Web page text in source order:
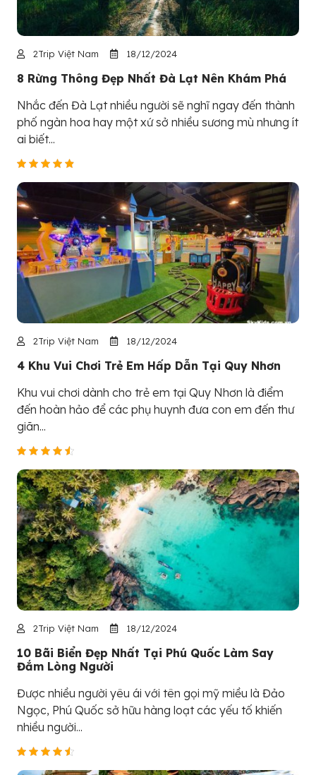
2Trip Việt Nam 18/12/2024
8 Rừng Thông Đẹp Nhất Đà Lạt Nên Khám Phá
Nhắc đến Đà Lạt nhiều người sẽ nghĩ ngay đến thành
phố ngàn hoa hay một xứ sở nhiều sương mù nhưng ít
ai biết...
2Trip Việt Nam 18/12/2024
4 Khu Vui Chơi Trẻ Em Hấp Dẫn Tại Quy Nhơn
Khu vui chơi dành cho trẻ em tại Quy Nhơn là điểm
đến hoàn hảo để các phụ huynh đưa con em đến thư
giãn...
2Trip Việt Nam 18/12/2024
10 Bãi Biển Đẹp Nhất Tại Phú Quốc Làm Say
Đắm Lòng Người
Được nhiều người yêu ái với tên gọi mỹ miều là Đảo
Ngọc, Phú Quốc sở hữu hàng loạt các yếu tố khiến
nhiều người...